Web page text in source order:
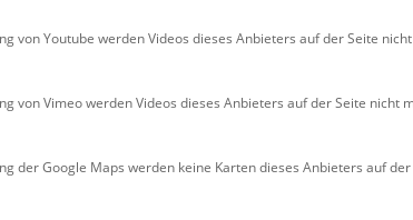
von Youtube werden Videos dieses Anbieters auf der Seite
von Vimeo werden Videos dieses Anbieters auf der Seite nicht
der Google Maps werden keine Karten dieses Anbieters auf